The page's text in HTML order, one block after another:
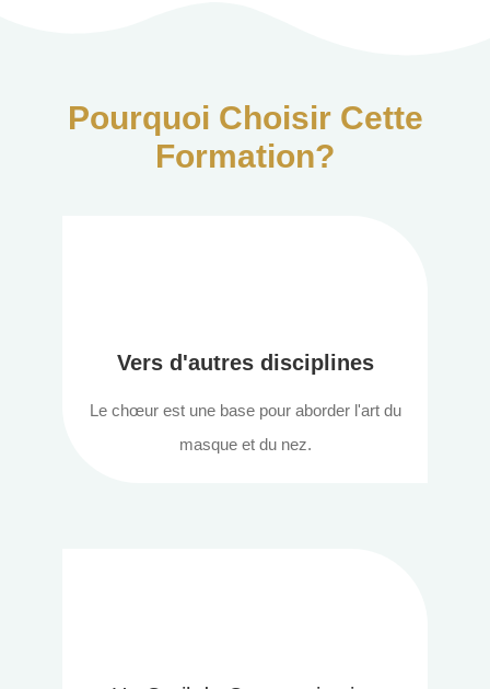
Pourquoi Choisir Cette
Formation?
Vers d'autres disciplines
Le chœur est une base pour aborder l'art du
masque et du nez.